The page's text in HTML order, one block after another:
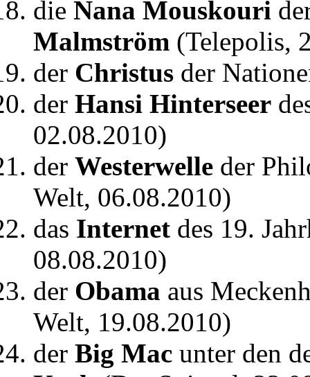
die Nana Mouskouri
Malmström (Telepolis,
der Christus der
der Hansi Hinterseer
02.08.2010)
der Westerwelle der
Welt, 06.08.2010)
das Internet des 19.
08.08.2010)
der Obama aus
Welt, 19.08.2010)
der Big Mac unter den